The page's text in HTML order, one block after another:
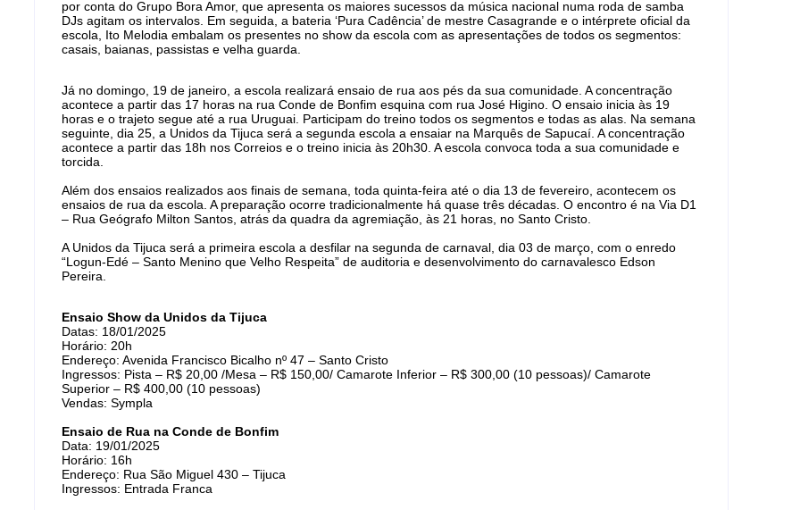
por conta do Grupo Bora Amor, que apresenta os maiores sucessos da música nacional numa roda de samba
DJs agitam os intervalos. Em seguida, a bateria ‘Pura Cadência’ de mestre Casagrande e o intérprete oficial da
escola, Ito Melodia embalam os presentes no show da escola com as apresentações de todos os segmentos:
casais, baianas, passistas e velha guarda.
Já no domingo, 19 de janeiro, a escola realizará ensaio de rua aos pés da sua comunidade. A concentração
acontece a partir das 17 horas na rua Conde de Bonfim esquina com rua José Higino. O ensaio inicia às 19
horas e o trajeto segue até a rua Uruguai. Participam do treino todos os segmentos e todas as alas. Na semana
seguinte, dia 25, a Unidos da Tijuca será a segunda escola a ensaiar na Marquês de Sapucaí. A concentração
acontece a partir das 18h nos Correios e o treino inicia às 20h30. A escola convoca toda a sua comunidade e
torcida.
Além dos ensaios realizados aos finais de semana, toda quinta-feira até o dia 13 de fevereiro, acontecem os
ensaios de rua da escola. A preparação ocorre tradicionalmente há quase três décadas. O encontro é na Via D1
– Rua Geógrafo Milton Santos, atrás da quadra da agremiação, às 21 horas, no Santo Cristo.
A Unidos da Tijuca será a primeira escola a desfilar na segunda de carnaval, dia 03 de março, com o enredo
“Logun-Edé – Santo Menino que Velho Respeita” de auditoria e desenvolvimento do carnavalesco Edson
Pereira.
Ensaio Show da Unidos da Tijuca
Datas: 18/01/2025
Horário: 20h
Endereço: Avenida Francisco Bicalho nº 47 – Santo Cristo
Ingressos: Pista – R$ 20,00 /Mesa – R$ 150,00/ Camarote Inferior – R$ 300,00 (10 pessoas)/ Camarote
Superior – R$ 400,00 (10 pessoas)
Vendas: Sympla
Ensaio de Rua na Conde de Bonfim
Data: 19/01/2025
Horário: 16h
Endereço: Rua São Miguel 430 – Tijuca
Ingressos: Entrada Franca